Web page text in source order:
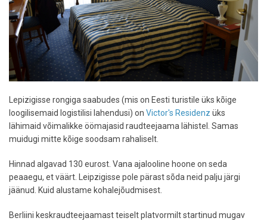
Lepizigisse rongiga saabudes (mis on Eesti turistile üks kõige
loogilisemaid logistilisi lahendusi) on Victor's Residenz üks
lähimaid võimalikke öömajasid raudteejaama lähistel. Samas
muidugi mitte kõige soodsam rahaliselt.
Hinnad algavad 130 eurost. Vana ajalooline hoone on seda
peaaegu, et väärt. Leipzigisse pole pärast sõda neid palju järgi
jäänud. Kuid alustame kohalejõudmisest.
Berliini keskraudteejaamast teiselt platvormilt startinud mugav